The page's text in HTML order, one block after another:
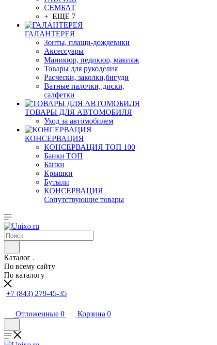
СЕМБАТ
+ ЕЩЕ 7
ГАЛАНТЕРЕЯ
Зонты, плащи-дождевики
Аксессуары
Маникюр, педикюр, макияж
Товары для рукоделия
Расчески, заколки,бигуди
Ватные палочки, диски,
салфетки
ТОВАРЫ ДЛЯ АВТОМОБИЛЯ
Уход за автомобилем
КОНСЕРВАЦИЯ
КОНСЕРВАЦИЯ ТОП 100
Банки ТОП
Банки
Крышки
Бутыли
КОНСЕРВАЦИЯ
Сопутствующие товары
Каталог
По всему сайту
По каталогу
+7 (843) 279-45-35
Отложенные 0 Корзина 0